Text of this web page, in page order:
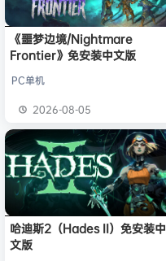
《噩梦边境/Nightmare
Frontier》免安装中文版
PC单机
2026-08-05
哈迪斯2（Hades II）免安装中
文版